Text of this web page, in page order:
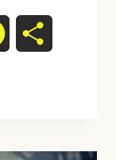
Pinterest